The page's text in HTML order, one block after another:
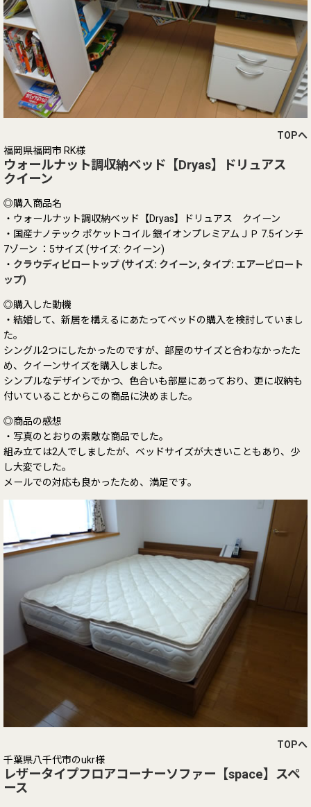
TOPへ
福岡県福岡市 RK様
ウォールナット調収納ベッド【Dryas】ドリュアス
クイーン
◎購入商品名
・ウォールナット調収納ベッド【Dryas】ドリュアス クイーン
・国産ナノテック ポケットコイル 銀イオンプレミアムＪＰ 7.5インチ
7ゾーン ：5サイズ (サイズ: クイーン)
・ クラウディピロートップ (サイズ: クイーン, タイプ: エアーピロート
ップ)
◎購入した動機
・結婚して、新居を構えるにあたってベッドの購入を検討していまし
た。
シングル2つにしたかったのですが、部屋のサイズと合わなかったた
め、クイーンサイズを購入しました。
シンプルなデザインでかつ、色合いも部屋にあっており、更に収納も
付いていることからこの商品に決めました。
◎商品の感想
・写真のとおりの素敵な商品でした。
組み立ては2人でしましたが、ベッドサイズが大きいこともあり、少
し大変でした。
メールでの対応も良かったため、満足です。
TOPへ
千葉県八千代市のukr様
レザータイプフロアコーナーソファー【space】スペ
ース